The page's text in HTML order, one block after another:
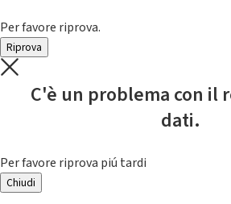
Per favore riprova.
Riprova
C'è un problema con il
dati.
Per favore riprova piú tardi
Chiudi